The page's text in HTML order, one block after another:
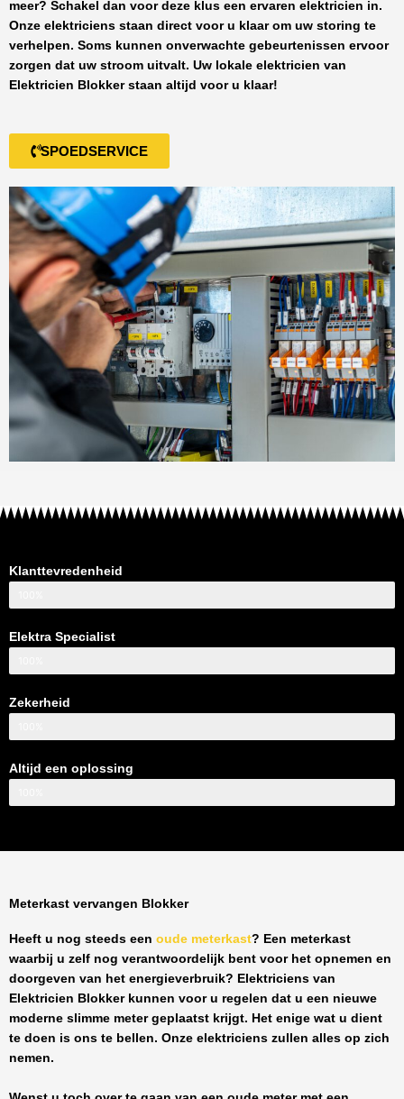
meer? Schakel dan voor deze klus een ervaren elektricien in.
Onze elektriciens staan direct voor u klaar om uw storing te
verhelpen. Soms kunnen onverwachte gebeurtenissen ervoor
zorgen dat uw stroom uitvalt. Uw lokale elektricien van
Elektricien Blokkerstaan altijd voor u klaar!
SPOEDSERVICE
Klanttevredenheid
Elektra Specialist
Zekerheid
Altijd een oplossing
Meterkast vervangen Blokker
Heeft u nog steeds een oude meterkast? Een meterkast
waarbij u zelf nog verantwoordelijk bent voor het opnemen en
doorgeven van het energieverbruik? Elektriciens van
Elektricien Blokkerkunnen voor u regelen dat u een nieuwe
moderne slimme meter geplaatst krijgt. Het enige wat u dient
te doen is ons te bellen. Onze elektriciens zullen alles op zich
nemen.